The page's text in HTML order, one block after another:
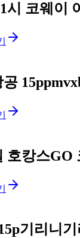
시 코웨이
호캉스GO
기리니기